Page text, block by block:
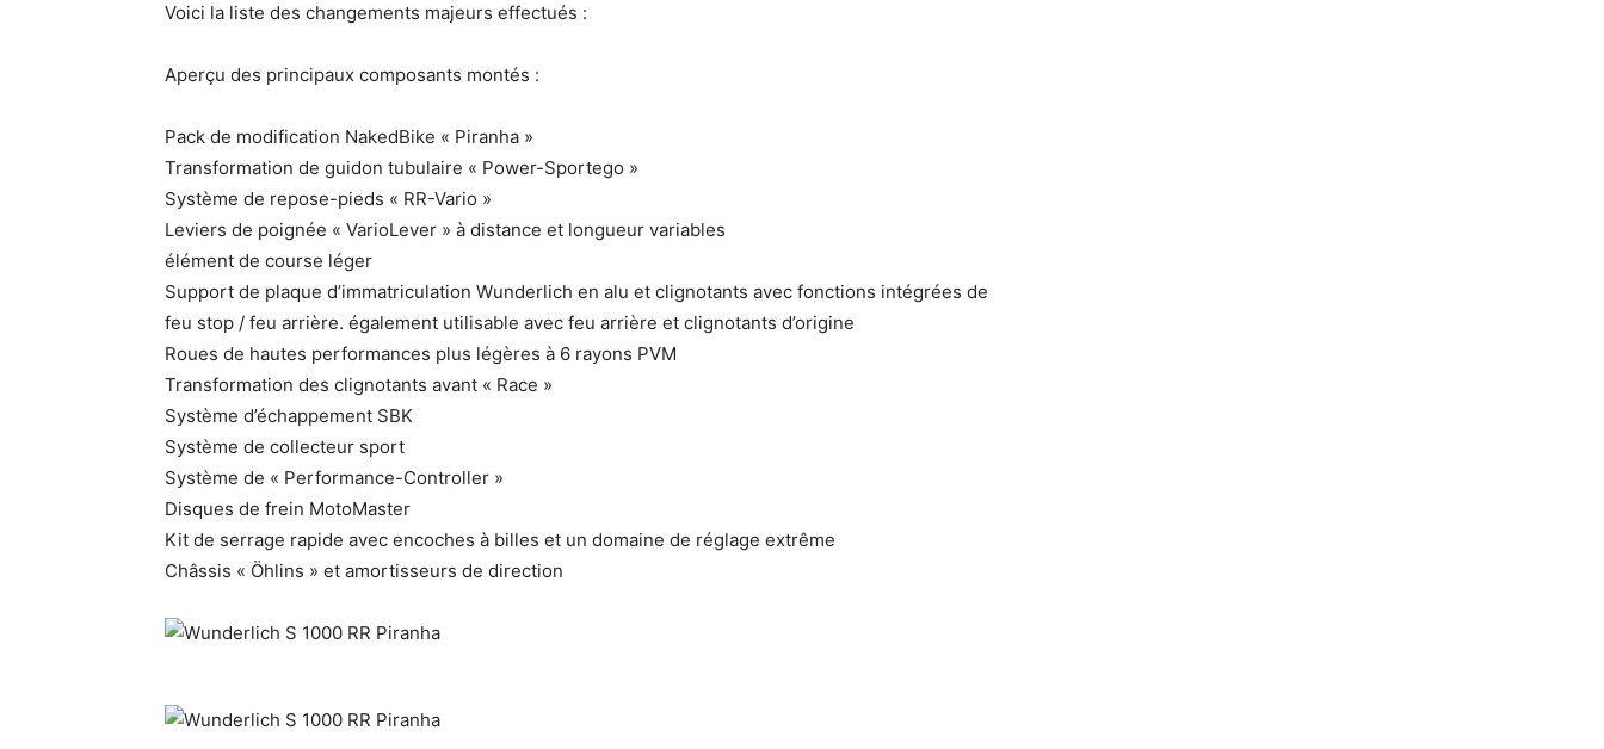
Voici la liste des changements majeurs effectués :
Aperçu des principaux composants montés :
Pack de modification NakedBike « Piranha »
Transformation de guidon tubulaire « Power-Sportego »
Système de repose-pieds « RR-Vario »
Leviers de poignée « VarioLever » à distance et longueur variables
élément de course léger
Support de plaque d’immatriculation Wunderlich en alu et clignotants avec fonctions intégrées de
feu stop / feu arrière. également utilisable avec feu arrière et clignotants d’origine
Roues de hautes performances plus légères à 6 rayons PVM
Transformation des clignotants avant « Race »
Système d’échappement SBK
Système de collecteur sport
Système de « Performance-Controller »
Disques de frein MotoMaster
Kit de serrage rapide avec encoches à billes et un domaine de réglage extrême
Châssis « Öhlins » et amortisseurs de direction